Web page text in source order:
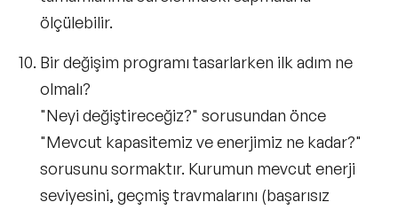
ölçülebilir.
Bir değişim programı tasarlarken ilk adım ne
olmalı?
"Neyi değiştireceğiz?" sorusundan önce
"Mevcut kapasitemiz ve enerjimiz ne kadar?"
sorusunu sormaktır. Kurumun mevcut enerji
seviyesini, geçmiş travmalarını (başarısız